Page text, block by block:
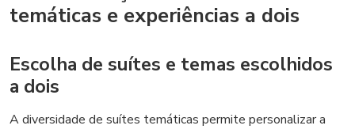
temáticas e experiências a dois
Escolha de suítes e temas escolhidos
a dois
A diversidade de suítes temáticas permite personalizar a